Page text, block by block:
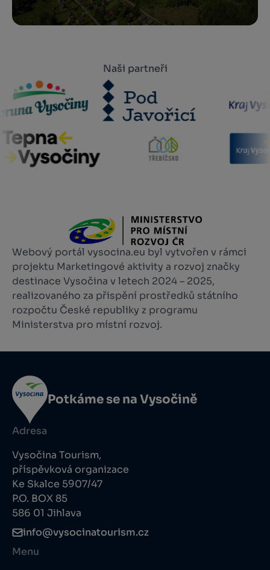
Naši partneři
Webový portál vysocina.eu byl vytvořen v rámci
projektu Marketingové aktivity a rozvoj značky
destinace Vysočina v letech 2024 – 2025,
realizovaného za přispění prostředků státního
rozpočtu České republiky z programu
Ministerstva pro místní rozvoj.
Potkáme se na Vysočině
Adresa
Vysočina Tourism,
příspěvková organizace
Ke Skalce 5907/47
P.O. BOX 85
586 01 Jihlava
info@vysocinatourism.cz
Menu